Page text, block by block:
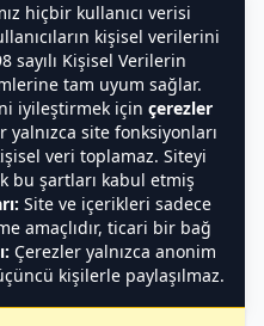
hiçbir kullanıcı verisi
kişisel verilerini
sayılı Kişisel Verilerin
tam uyum sağlar.
iyileştirmek için çerezler
yalnızca site fonksiyonları
veri toplamaz. Siteyi
bu şartları kabul etmiş
Site ve içerikleri sadece
amaçlıdır, ticari bir bağ
Çerezler yalnızca anonim
kişilerle paylaşılmaz.